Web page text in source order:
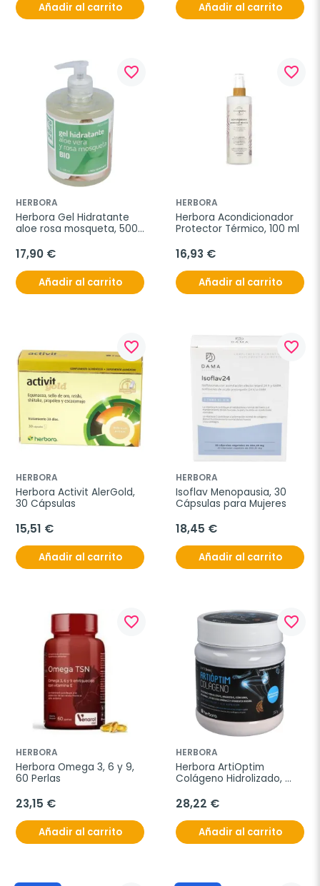
Añadir al carrito Añadir al carrito
favorite_border
HERBORA
Herbora Gel Hidratante
aloe rosa mosqueta, 500
17,90 €
Añadir al carrito
favorite_border
HERBORA
Herbora Acondicionador
Protector Térmico, 100 ml
16,93 €
Añadir al carrito
favorite_border
HERBORA
Herbora Activit AlerGold,
30 Cápsulas
15,51 €
Añadir al carrito
favorite_border
HERBORA
Isoflav Menopausia, 30
Cápsulas para Mujeres
18,45 €
Añadir al carrito
favorite_border
HERBORA
Herbora Omega 3, 6 y 9,
60 Perlas
23,15 €
Añadir al carrito
favorite_border
HERBORA
Herbora ArtiOptim
Colágeno Hidrolizado,
28,22 €
Añadir al carrito